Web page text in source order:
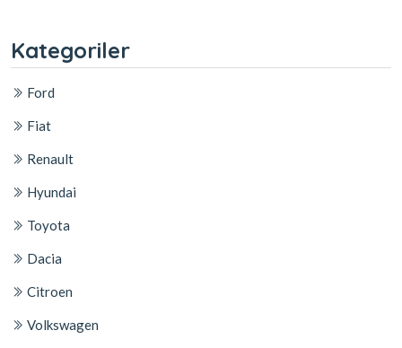
Kategoriler
Ford
Fiat
Renault
Hyundai
Toyota
Dacia
Citroen
Volkswagen